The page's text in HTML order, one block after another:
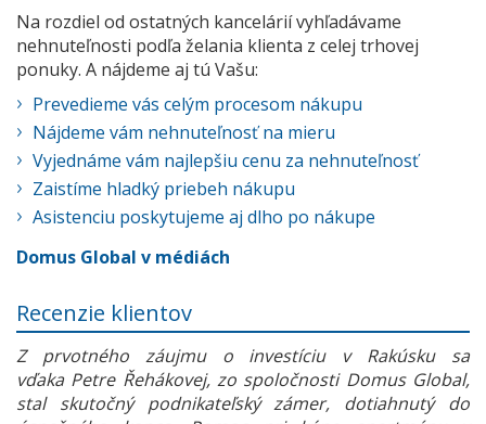
Na rozdiel od ostatných kancelárií vyhľadávame
nehnuteľnosti podľa želania klienta z celej trhovej
ponuky. A nájdeme aj tú Vašu:
Prevedieme vás celým procesom nákupu
Nájdeme vám nehnuteľnosť na mieru
Vyjednáme vám najlepšiu cenu za nehnuteľnosť
Zaistíme hladký priebeh nákupu
Asistenciu poskytujeme aj dlho po nákupe
Domus Global v médiách
Recenzie klientov
Z prvotného záujmu o investíciu v Rakúsku sa
vďaka Petre Řehákovej, zo spoločnosti Domus Global,
stal skutočný podnikateľský zámer, dotiahnutý do